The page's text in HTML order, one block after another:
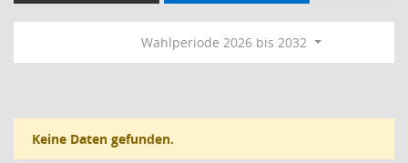
Wahlperiode 2026 bis 2032
Keine Daten gefunden.